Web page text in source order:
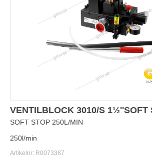
VENTILBLOCK 3010/S 1½''SOFT
SOFT STOP 250L/MIN
250l/min
Artikelnr: R0073387